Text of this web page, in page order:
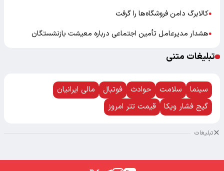
●کالابرگ دامن فروشگاه‌ها را گرفت
●هشدار مدیرعامل تأمین اجتماعی درباره معیشت بازنشستگان
تبلیغات متنی
سینما سلامت حوادث فوتبال
مالی ایرانیان
گیج فشار ویکا
قیمت تتر امروز
تبلیغات